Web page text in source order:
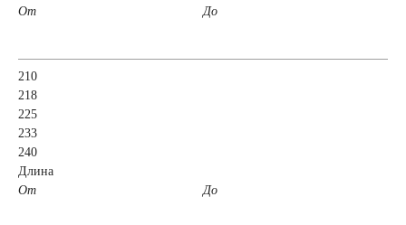
62 А/ч
От
До
210
218
225
233
240
Длина
От
До